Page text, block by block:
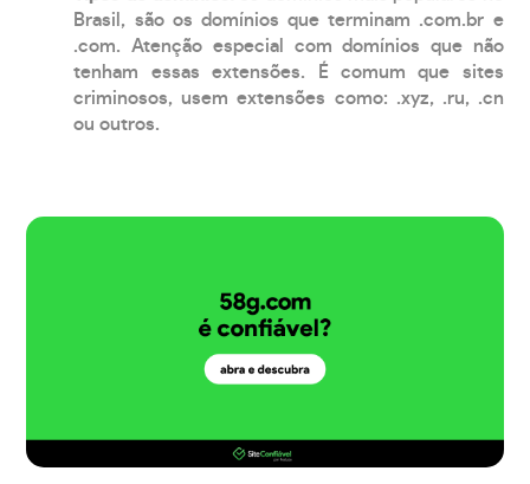
Brasil, são os domínios que terminam .com.br e
.com. Atenção especial com domínios que não
tenham essas extensões. É comum que sites
criminosos, usem extensões como: .xyz, .ru, .cn
ou outros.